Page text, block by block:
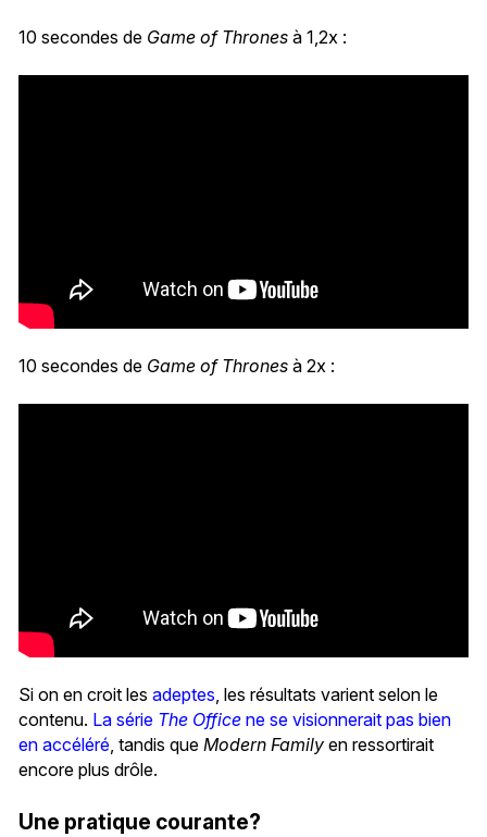
10 secondes de Game of Thrones à 1,2x :
10 secondes de Game of Thrones à 2x :
Si on en croit les adeptes, les résultats varient selon le
contenu. La série The Office ne se visionnerait pas bien
en accéléré, tandis que Modern Family en ressortirait
encore plus drôle.
Une pratique courante?